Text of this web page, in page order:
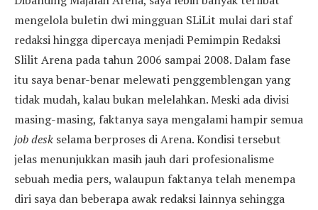
mengelola buletin dwi mingguan SLiLit mulai dari staf
redaksi hingga dipercaya menjadi Pemimpin Redaksi
Slilit Arena pada tahun 2006 sampai 2008. Dalam fase
itu saya benar-benar melewati penggemblengan yang
tidak mudah, kalau bukan melelahkan. Meski ada divisi
masing-masing, faktanya saya mengalami hampir semua
job desk selama berproses di Arena. Kondisi tersebut
jelas menunjukkan masih jauh dari profesionalisme
sebuah media pers, walaupun faktanya telah menempa
diri saya dan beberapa awak redaksi lainnya sehingga